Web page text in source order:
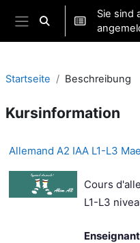
Zum Hauptinhalt
Website-Übersicht
Sucheingabe
Sie sind
Startseite Beschreibung
Kursinformation
Allemand A2 IAA L1-L3
Cours
L1-L3